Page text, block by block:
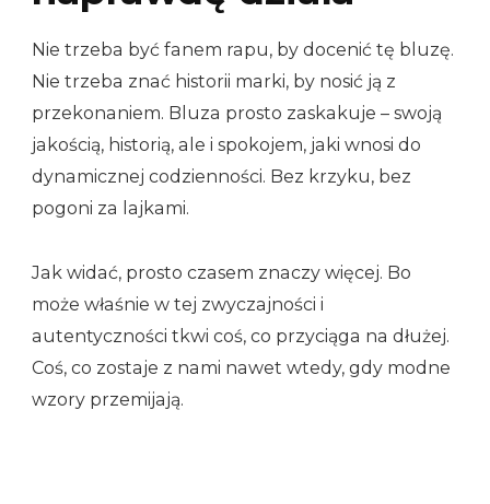
Nie trzeba być fanem rapu, by docenić tę bluzę.
Nie trzeba znać historii marki, by nosić ją z
przekonaniem. Bluza prosto zaskakuje – swoją
jakością, historią, ale i spokojem, jaki wnosi do
dynamicznej codzienności. Bez krzyku, bez
pogoni za lajkami.
Jak widać, prosto czasem znaczy więcej. Bo
może właśnie w tej zwyczajności i
autentyczności tkwi coś, co przyciąga na dłużej.
Coś, co zostaje z nami nawet wtedy, gdy modne
wzory przemijają.